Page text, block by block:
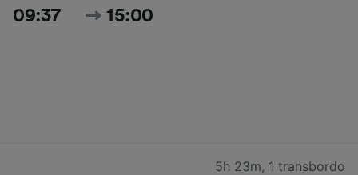
09:37 15:00
5h 23m, 1 transbordo